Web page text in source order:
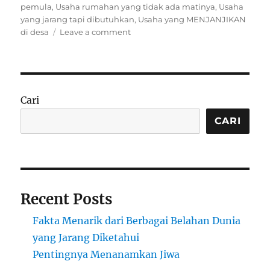
pemula, Usaha rumahan yang tidak ada matinya, Usaha
yang jarang tapi dibutuhkan, Usaha yang MENJANJIKAN
di desa
Leave a commenton
di
Digital
Cari
CARI
Recent Posts
Fakta Menarik dari Berbagai Belahan Dunia
yang Jarang Diketahui
Pentingnya Menanamkan Jiwa